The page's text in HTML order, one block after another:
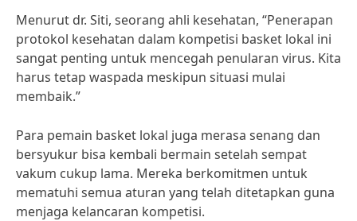
Menurut dr. Siti, seorang ahli kesehatan, “Penerapan
protokol kesehatan dalam kompetisi basket lokal ini
sangat penting untuk mencegah penularan virus. Kita
harus tetap waspada meskipun situasi mulai
membaik.”
Para pemain basket lokal juga merasa senang dan
bersyukur bisa kembali bermain setelah sempat
vakum cukup lama. Mereka berkomitmen untuk
mematuhi semua aturan yang telah ditetapkan guna
menjaga kelancaran kompetisi.